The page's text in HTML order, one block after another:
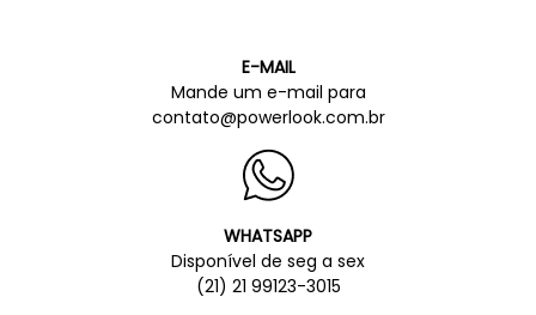
E-MAIL
Mande um e-mail para
contato@powerlook.com.br
WHATSAPP
Disponível de seg a sex
(21) 21 99123-3015